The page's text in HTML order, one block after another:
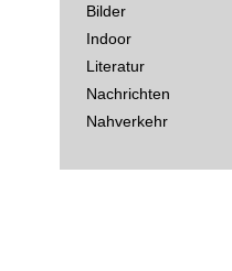
Bilder
Indoor
Literatur
Nachrichten
Nahverkehr